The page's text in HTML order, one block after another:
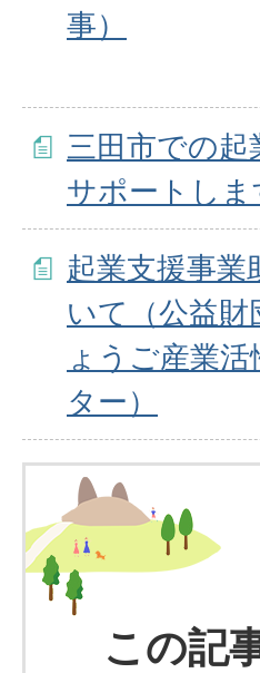
事）
三田市での起
サポートしま
起業支援事業
いて（公益財
ょうご産業活
ター）
この記